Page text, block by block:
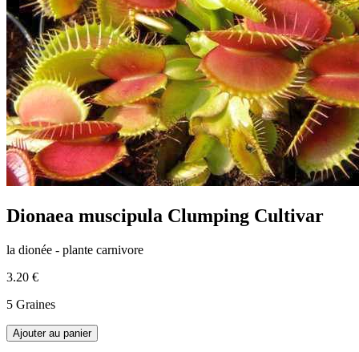
Dionaea muscipula Clumping Cultivar
la dionée - plante carnivore
3.20 €
5 Graines
Ajouter au panier